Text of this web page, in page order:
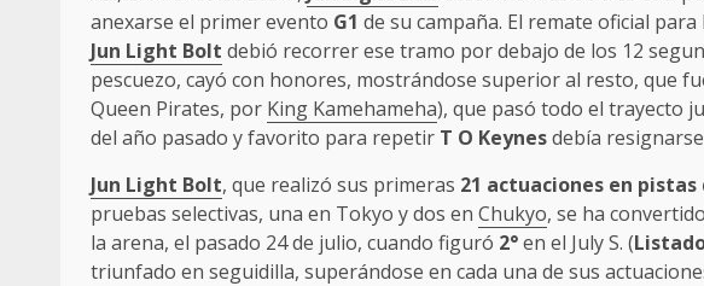
anexarse el primer evento G1 de su campaña. El remate oficial
Jun Light Bolt debió recorrer ese tramo por debajo de los 12
pescuezo, cayó con honores, mostrándose superior al resto, que
Queen Pirates, por King Kamehameha), que pasó todo el trayecto
del año pasado y favorito para repetir T O Keynesdebía
Jun Light Bolt, que realizó sus primeras 21 actuaciones en
pruebas selectivas, una en Tokyo y dos en Chukyo, se ha
la arena, el pasado 24 de julio, cuando figuró 2°en el July S. (
triunfado en seguidilla, superándose en cada una de sus